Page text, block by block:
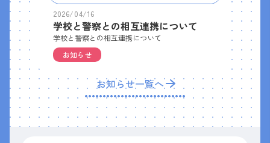
2026/04/16
学校と警察との相互連携について
学校と警察との相互連携について
お知らせ
お知らせ一覧へ